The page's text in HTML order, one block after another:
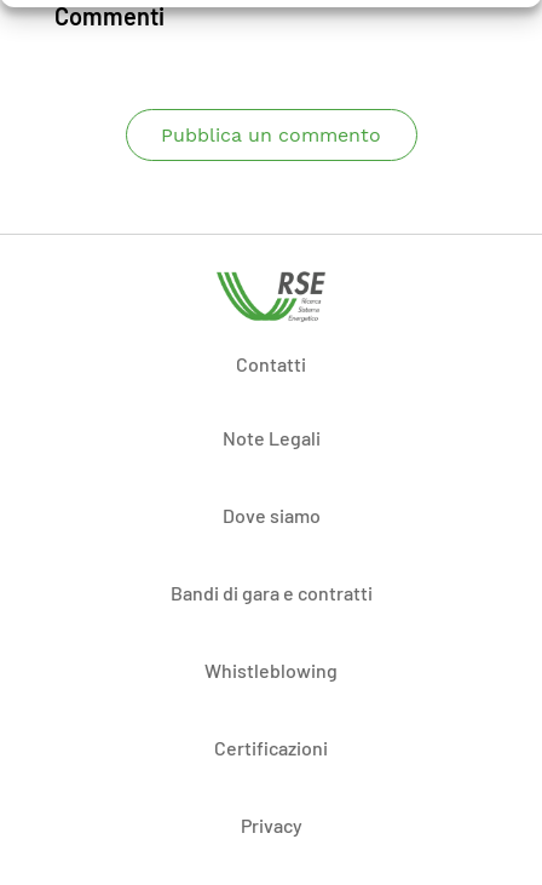
Commenti
Pubblica un commento
Contatti
Note Legali
Dove siamo
Bandi di gara e contratti
Whistleblowing
Certificazioni
Privacy